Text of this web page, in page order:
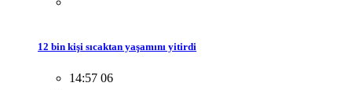
12 bin kişi sıcaktan yaşamını yitirdi
14:57 06